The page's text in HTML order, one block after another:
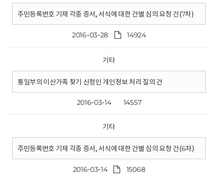
주민등록번호 기재 각종 증서, 서식에 대한 건별 심의 요청 건(7차)
2016-03-28 14924
기타
통일부의 이산가족 찾기 신청인 개인정보 처리 질의 건
2016-03-14 14557
기타
주민등록번호 기재 각종 증서, 서식에 대한 건별 심의 요청 건(6차)
2016-03-14 15068